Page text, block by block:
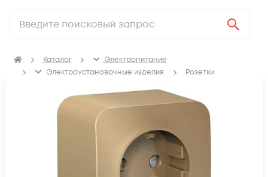
Каталог
Электропитание
Электроустановочные изделия
Розетки